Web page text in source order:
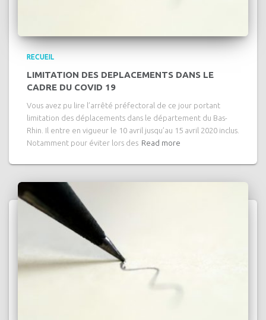
RECUEIL
LIMITATION DES DEPLACEMENTS DANS LE
CADRE DU COVID 19
Vous avez pu lire l’arrêté préfectoral de ce jour portant
limitation des déplacements dans le département du Bas-
Rhin. Il entre en vigueur le 10 avril jusqu’au 15 avril 2020 inclus.
Notamment pour éviter lors des Read more